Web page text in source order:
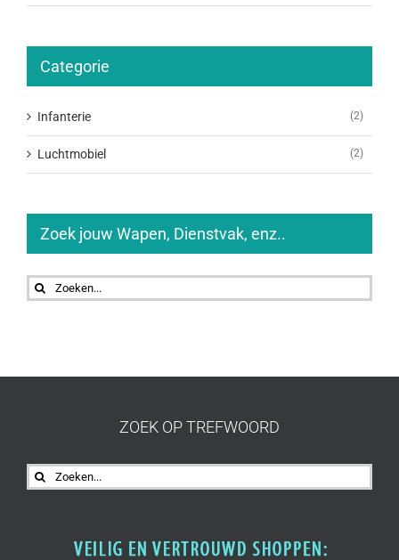
Categorie
Infanterie (2)
Luchtmobiel (2)
Zoek jouw Wapen, Dienstvak, enz..
Zoeken
naar:
ZOEK OP TREFWOORD
Zoeken
naar: